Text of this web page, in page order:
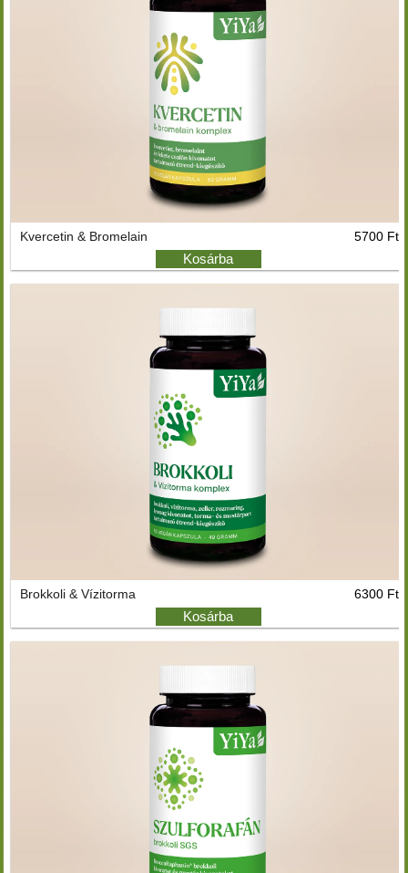
Kvercetin & Bromelain 5700 Ft
Kosárba
Brokkoli & Vízitorma 6300 Ft
Kosárba